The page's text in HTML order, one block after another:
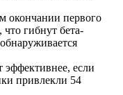
окончании первого
гибнут бета-
эффективнее, если
привлекли 54